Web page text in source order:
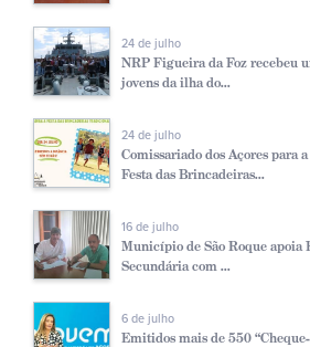
24 de julho
NRP Figueira da Foz recebeu
jovens da ilha do...
24 de julho
Comissariado dos Açores para
Festa das Brincadeiras...
16 de julho
Município de São Roque apoia
Secundária com ...
6 de julho
Emitidos mais de 550